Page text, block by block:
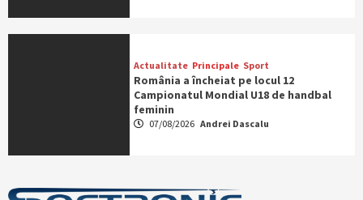
Actualitate Principale Sport
România a încheiat pe locul 12
Campionatul Mondial U18 de handbal
feminin
07/08/2026 Andrei Dascalu